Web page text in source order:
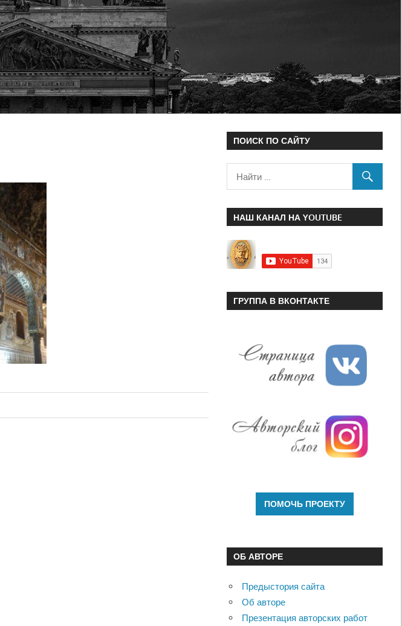
ПОИСК ПО САЙТУ
НАШ КАНАЛ НА YOUTUBE
ГРУППА В ВКОНТАКТЕ
ОБ АВТОРЕ
Предыстория сайта
Об авторе
Презентация авторских работ